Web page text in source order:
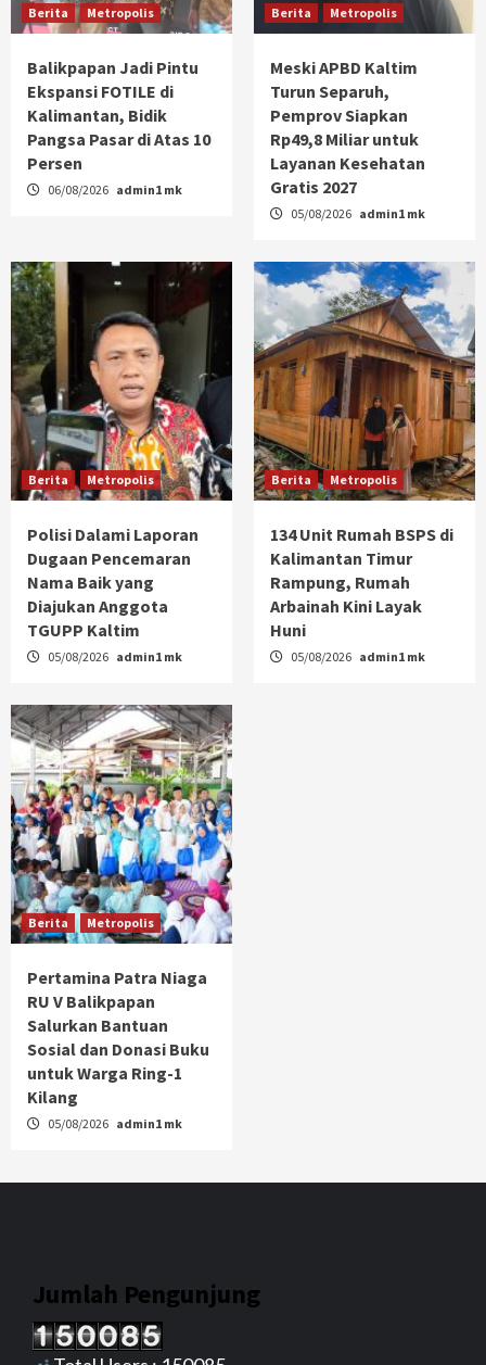
Berita Metropolis
Balikpapan Jadi Pintu
Ekspansi FOTILE di
Kalimantan, Bidik
Pangsa Pasar di Atas 10
Persen
06/08/2026 admin1 mk
Berita Metropolis
Meski APBD Kaltim
Turun Separuh,
Pemprov Siapkan
Rp49,8 Miliar untuk
Layanan Kesehatan
Gratis 2027
05/08/2026 admin1 mk
Berita Metropolis
Polisi Dalami Laporan
Dugaan Pencemaran
Nama Baik yang
Diajukan Anggota
TGUPP Kaltim
05/08/2026 admin1 mk
Berita Metropolis
134 Unit Rumah BSPS di
Kalimantan Timur
Rampung, Rumah
Arbainah Kini Layak
Huni
05/08/2026 admin1 mk
Berita Metropolis
Pertamina Patra Niaga
RU V Balikpapan
Salurkan Bantuan
Sosial dan Donasi Buku
untuk Warga Ring-1
Kilang
05/08/2026 admin1 mk
Jumlah Pengunjung